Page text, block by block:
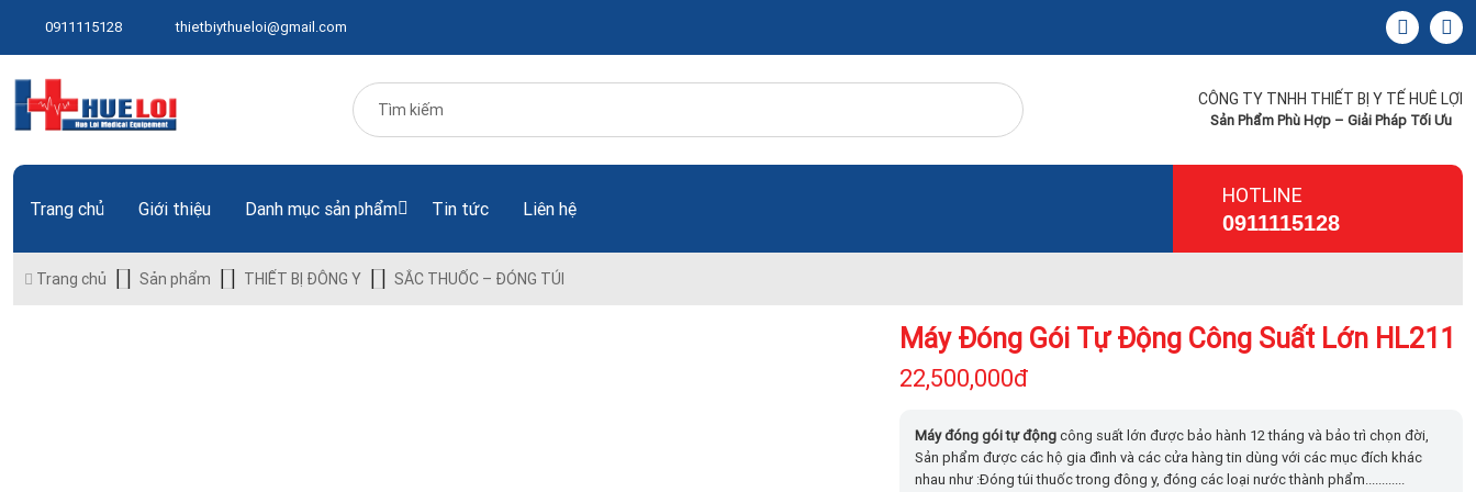
0911115128 thietbiythueloi@gmail.com
CÔNG TY TNHH THIẾT BỊ Y TẾ HUÊ LỢI
Sản Phẩm Phù Hợp – Giải Pháp Tối Ưu
Trang chủ Giới thiệu Danh mục sản phẩm Tin tức Liên hệ
HOTLINE
0911115128
Trang chủ Sản phẩm THIẾT BỊ ĐÔNG Y SẮC THUỐC – ĐÓNG TÚI
Máy Đóng Gói Tự Động Công Suất Lớn HL211
22,500,000đ
Máy đóng gói tự độngcông suất lớn được bảo hành 12 tháng và bảo trì chọn đời,
Sản phẩm được các hộ gia đình và các cửa hàng tin dùng với các mục đích khác
nhau như :Đóng túi thuốc trong đông y, đóng các loại nước thành phẩm............